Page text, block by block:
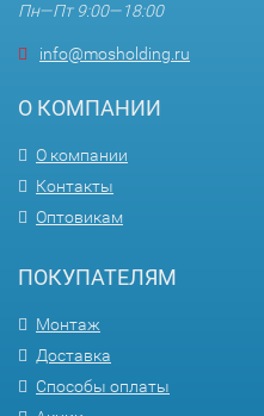
Пн—Пт 9:00—18:00
info@mosholding.ru
О КОМПАНИИ
О компании
Контакты
Оптовикам
ПОКУПАТЕЛЯМ
Монтаж
Доставка
Способы оплаты